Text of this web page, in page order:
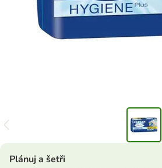
Plánuj a šetři